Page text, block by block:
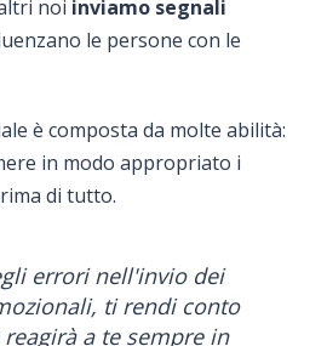
noi inviamo segnali
le persone con le
è composta da molte abilità:
in modo appropriato i
di tutto.
errori nell'invio dei
ti rendi conto
reagirà a te sempre in